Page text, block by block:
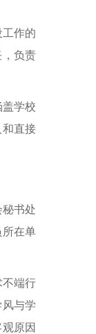
作的
负责
学校
直接
书处
在单
不端行
与学
原因